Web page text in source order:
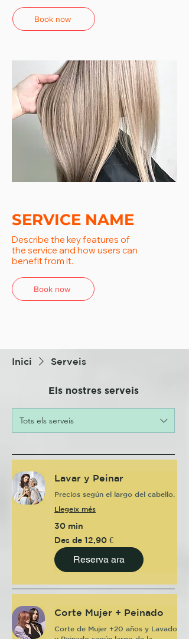
Inici Serveis
Els nostres serveis
Tots els serveis
Lavar y Peinar
Precios según el largo del cabello.
Llegeix més
30 min
Des
de
12,90
euros
Des de 12,90 €
Reserva ara
Corte Mujer + Peinado
Corte de Mujer +20 años y Lavado
Book now
SERVICE NAME
Describe the key features of
the service and how users can
benefit from it.
Book now